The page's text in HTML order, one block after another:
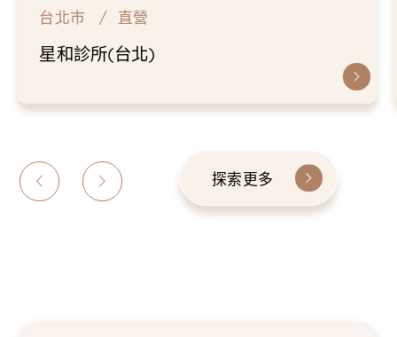
台北市 直營
星和診所(台北)
探索更多